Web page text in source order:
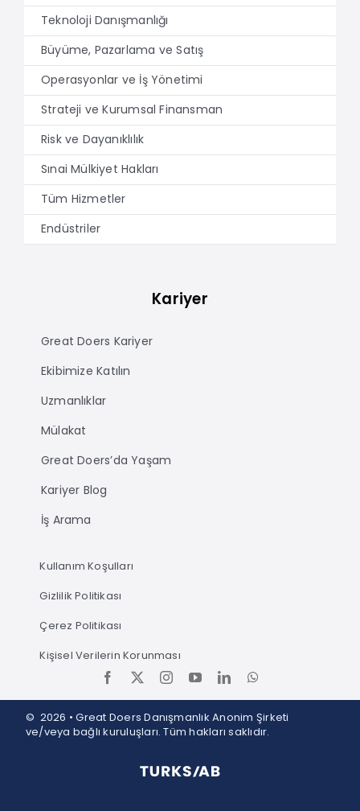
Teknoloji Danışmanlığı
Büyüme, Pazarlama ve Satış
Operasyonlar ve İş Yönetimi
Strateji ve Kurumsal Finansman
Risk ve Dayanıklılık
Sınai Mülkiyet Hakları
Tüm Hizmetler
Endüstriler
Kariyer
Great Doers Kariyer
Ekibimize Katılın
Uzmanlıklar
Mülakat
Great Doers’da Yaşam
Kariyer Blog
İş Arama
Kullanım Koşulları
Gizlilik Politikası
Çerez Politikası
Kişisel Verilerin Korunması
© 2026 • Great Doers Danışmanlık Anonim Şirketi
ve/veya bağlı kuruluşları. Tüm hakları saklıdır.